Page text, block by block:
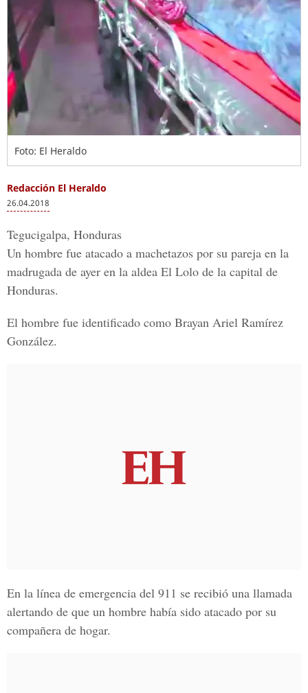
Foto: El Heraldo
Redacción El Heraldo
26.04.2018
Tegucigalpa, Honduras
Un hombre fue atacado a machetazos por su pareja en la
madrugada de ayer en la aldea El Lolo de la capital de
Honduras.
El hombre fue identificado como Brayan Ariel Ramírez
González.
En la línea de emergencia del 911 se recibió una llamada
alertando de que un hombre había sido atacado por su
compañera de hogar.